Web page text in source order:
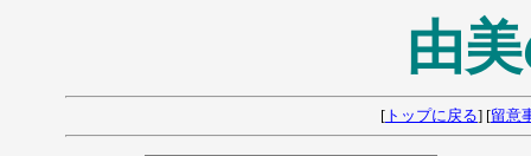
由
[ トップに戻る] [留意